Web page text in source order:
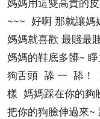
~~~ 好啊 那就讓媽
媽媽就喜歡 最賤
媽媽的鞋底多髒~
狗舌頭 舔 一 舔！
樣 媽媽踩在你的夠
把你的狗臉伸過來